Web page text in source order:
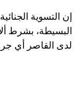
إن التسوية
البسيطة، بشرط
لدى القاصر أي